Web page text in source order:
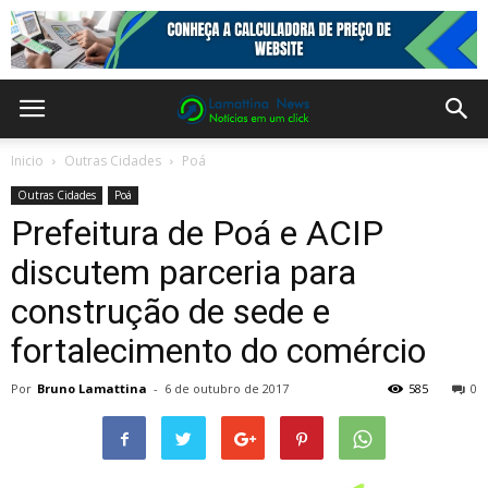
Inicio Outras Cidades Poá
Outras Cidades Poá
Prefeitura de Poá e ACIP
discutem parceria para
construção de sede e
fortalecimento do comércio
Por Bruno Lamattina - 6 de outubro de 2017 0
585